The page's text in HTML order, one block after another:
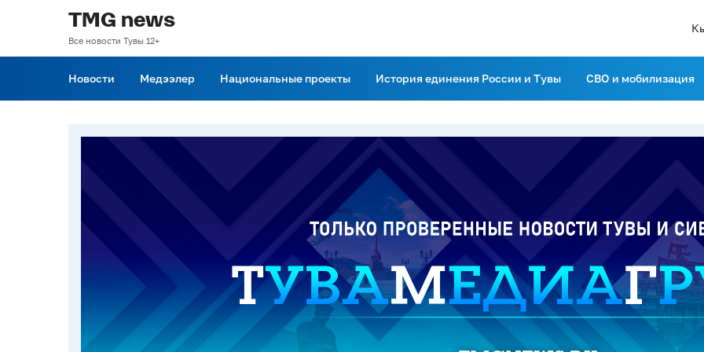
TMG news
Все новости Тувы 12+
Новости Медээлер Национальные проекты История единения России и Тувы СВО и мобилизация